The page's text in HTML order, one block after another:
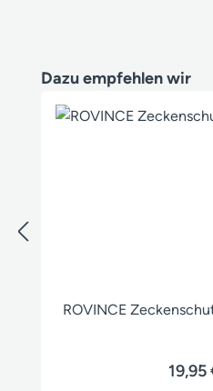
Produktgalerie überspringen
Dazu empfehlen wir
ROVINCE
19,95